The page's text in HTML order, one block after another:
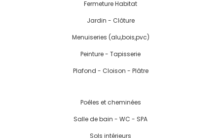
Fermeture Habitat
Jardin - Clôture
Menuiseries (alu,bois,pvc)
Peinture - Tapisserie
Plafond - Cloison - Plâtre
Poêles et cheminées
Salle de bain - WC - SPA
Sols intérieurs